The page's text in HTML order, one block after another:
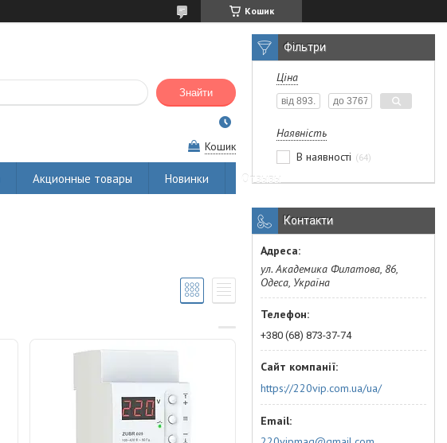
Кошик
Знайти
Кошик
Акционные товары Новинки Отзывы
Фільтри
Ціна
Наявність
В наявності
64
Контакти
ул. Академика Филатова, 86,
Одеса, Україна
+380 (68) 873-37-74
https://220vip.com.ua/ua/